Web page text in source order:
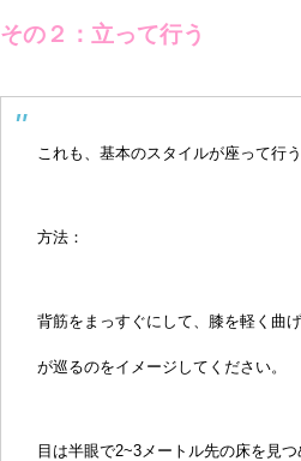
その２：立って行う
これも、基本のスタイルが座って行
方法：
背筋をまっすぐにして、膝を軽く曲
が巡るのをイメージしてください。
目は半眼で2~3メートル先の床を見つ